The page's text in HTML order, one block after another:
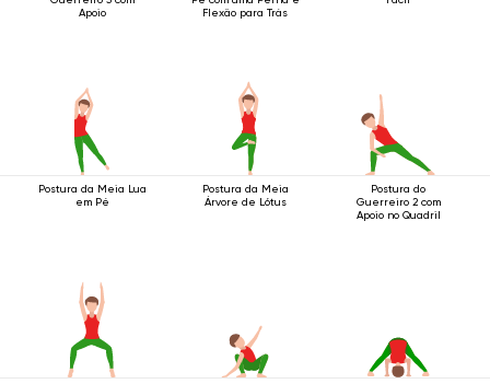
Apoio
Flexão para Trás
Postura da Meia Lua
em Pé
Postura da Meia
Árvore de Lótus
Postura do
Guerreiro 2 com
Apoio no Quadril